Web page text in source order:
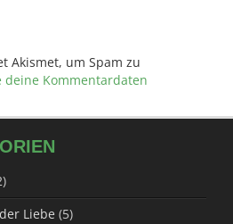
Akismet, um Spam zu
deine Kommentardaten
Liebe (5)